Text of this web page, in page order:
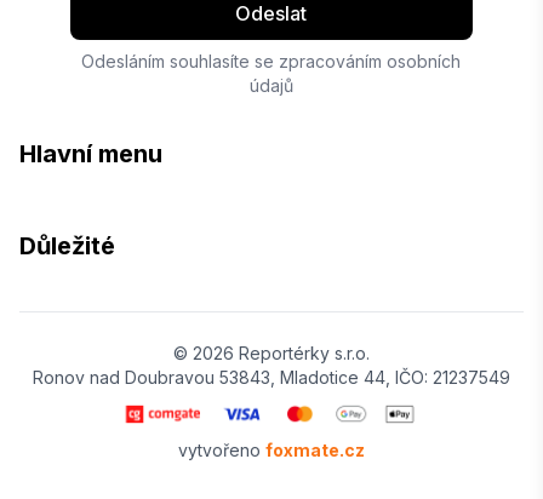
Odeslat
Odesláním souhlasíte se zpracováním osobních
údajů
Hlavní menu
Důležité
© 2026 Reportérky s.r.o.
Ronov nad Doubravou 53843, Mladotice 44, IČO: 21237549
vytvořeno foxmate.cz